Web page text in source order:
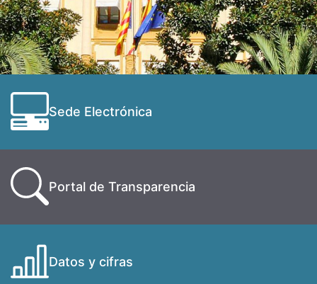
Sede Electrónica
Portal de Transparencia
Datos y cifras